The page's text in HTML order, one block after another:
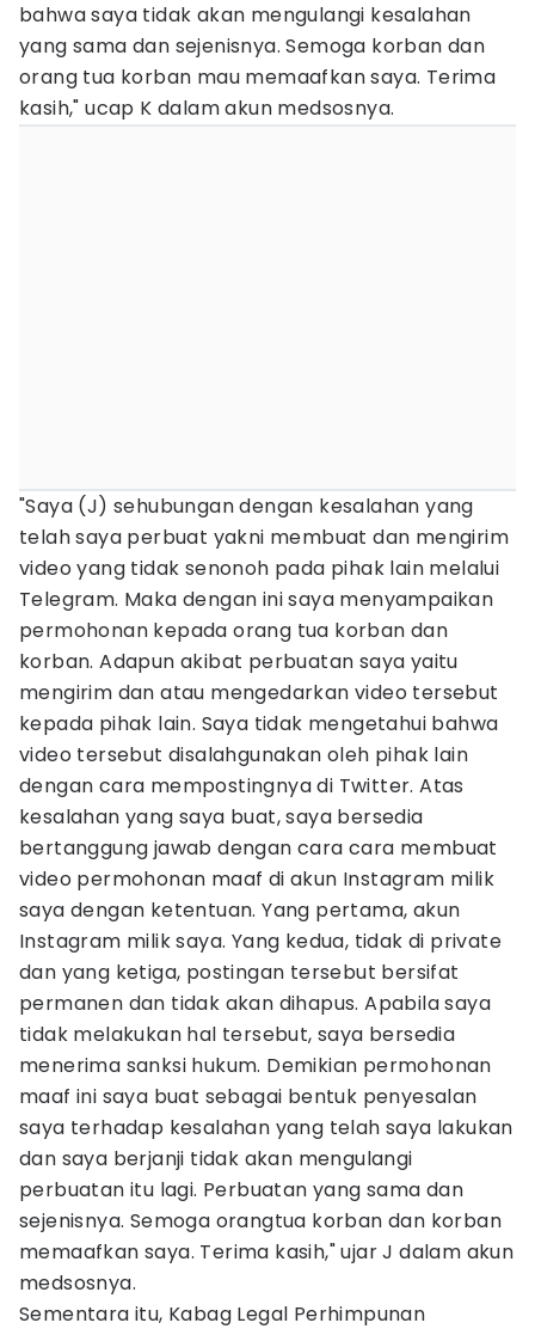
bahwa saya tidak akan mengulangi kesalahan
yang sama dan sejenisnya. Semoga korban dan
orang tua korban mau memaafkan saya. Terima
kasih," ucap K dalam akun medsosnya.
"Saya (J) sehubungan dengan kesalahan yang
telah saya perbuat yakni membuat dan mengirim
video yang tidak senonoh pada pihak lain melalui
Telegram. Maka dengan ini saya menyampaikan
permohonan kepada orang tua korban dan
korban. Adapun akibat perbuatan saya yaitu
mengirim dan atau mengedarkan video tersebut
kepada pihak lain. Saya tidak mengetahui bahwa
video tersebut disalahgunakan oleh pihak lain
dengan cara mempostingnya di Twitter. Atas
kesalahan yang saya buat, saya bersedia
bertanggung jawab dengan cara cara membuat
video permohonan maaf di akun Instagram milik
saya dengan ketentuan. Yang pertama, akun
Instagram milik saya. Yang kedua, tidak di private
dan yang ketiga, postingan tersebut bersifat
permanen dan tidak akan dihapus. Apabila saya
tidak melakukan hal tersebut, saya bersedia
menerima sanksi hukum. Demikian permohonan
maaf ini saya buat sebagai bentuk penyesalan
saya terhadap kesalahan yang telah saya lakukan
dan saya berjanji tidak akan mengulangi
perbuatan itu lagi. Perbuatan yang sama dan
sejenisnya. Semoga orangtua korban dan korban
memaafkan saya. Terima kasih," ujar J dalam akun
medsosnya.
Sementara itu, Kabag Legal Perhimpunan